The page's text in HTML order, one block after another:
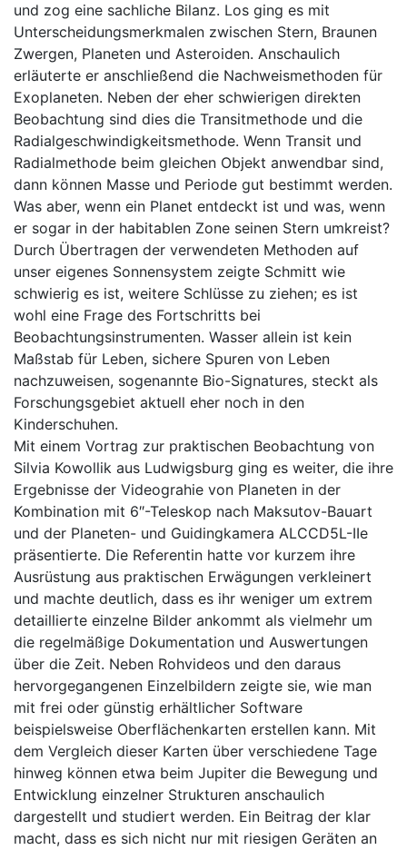
und zog eine sachliche Bilanz. Los ging es mit
Unterscheidungsmerkmalen zwischen Stern, Braunen
Zwergen, Planeten und Asteroiden. Anschaulich
erläuterte er anschließend die Nachweismethoden für
Exoplaneten. Neben der eher schwierigen direkten
Beobachtung sind dies die Transitmethode und die
Radialgeschwindigkeitsmethode. Wenn Transit und
Radialmethode beim gleichen Objekt anwendbar sind,
dann können Masse und Periode gut bestimmt werden.
Was aber, wenn ein Planet entdeckt ist und was, wenn
er sogar in der habitablen Zone seinen Stern umkreist?
Durch Übertragen der verwendeten Methoden auf
unser eigenes Sonnensystem zeigte Schmitt wie
schwierig es ist, weitere Schlüsse zu ziehen; es ist
wohl eine Frage des Fortschritts bei
Beobachtungsinstrumenten. Wasser allein ist kein
Maßstab für Leben, sichere Spuren von Leben
nachzuweisen, sogenannte Bio-Signatures, steckt als
Forschungsgebiet aktuell eher noch in den
Kinderschuhen.
Mit einem Vortrag zur praktischen Beobachtung von
Silvia Kowollik aus Ludwigsburg ging es weiter, die ihre
Ergebnisse der Videograhie von Planeten in der
Kombination mit 6″-Teleskop nach Maksutov-Bauart
und der Planeten- und Guidingkamera ALCCD5L-IIe
präsentierte. Die Referentin hatte vor kurzem ihre
Ausrüstung aus praktischen Erwägungen verkleinert
und machte deutlich, dass es ihr weniger um extrem
detaillierte einzelne Bilder ankommt als vielmehr um
die regelmäßige Dokumentation und Auswertungen
über die Zeit. Neben Rohvideos und den daraus
hervorgegangenen Einzelbildern zeigte sie, wie man
mit frei oder günstig erhältlicher Software
beispielsweise Oberflächenkarten erstellen kann. Mit
dem Vergleich dieser Karten über verschiedene Tage
hinweg können etwa beim Jupiter die Bewegung und
Entwicklung einzelner Strukturen anschaulich
dargestellt und studiert werden. Ein Beitrag der klar
macht, dass es sich nicht nur mit riesigen Geräten an